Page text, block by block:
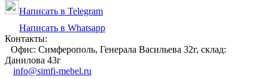
Написать в Telegram
Написать в Whatsapp
Контакты:
Офис: Симферополь, Генерала Васильева 32г, склад:
Данилова 43г
info@simfi-mebel.ru